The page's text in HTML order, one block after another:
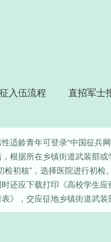
入伍流程 直招军士
适龄青年可登录“中国征兵
根据所在乡镇街道武装部
检初核”，选择医院进行初检
还应下载打印《高校学生
》，交应征地乡镇街道武装